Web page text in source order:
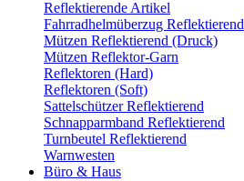
Reflektierende Artikel
Fahrradhelmüberzug Reflektierend
Mützen Reflektierend (Druck)
Mützen Reflektor-Garn
Reflektoren (Hard)
Reflektoren (Soft)
Sattelschützer Reflektierend
Schnapparmband Reflektierend
Turnbeutel Reflektierend
Warnwesten
Büro & Haus